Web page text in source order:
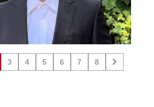
3 4 5 6 7 8